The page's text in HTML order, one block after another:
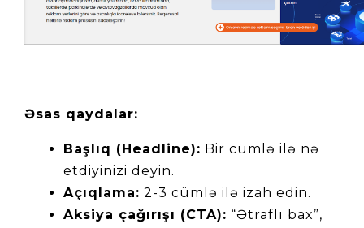
Əsas qaydalar:
Başlıq (Headline): Bir cümlə ilə nə
etdiyinizi deyin.
Açıqlama: 2-3 cümlə ilə izah edin.
Aksiya çağırışı (CTA): “Ətraflı bax”,